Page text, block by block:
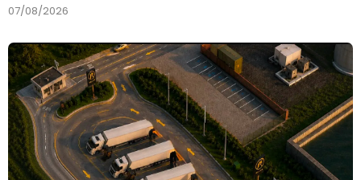
07/08/2026